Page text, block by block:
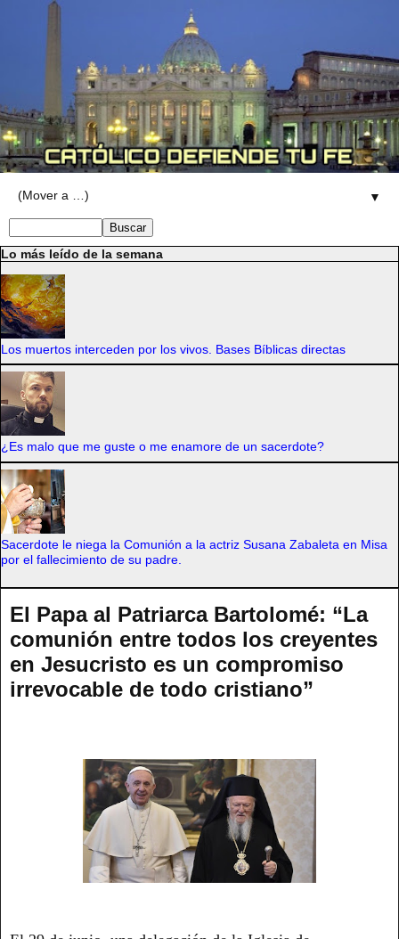
▼
Lo más leído de la semana
Los muertos interceden por los vivos. Bases Bíblicas directas
¿Es malo que me guste o me enamore de un sacerdote?
Sacerdote le niega la Comunión a la actriz Susana Zabaleta en Misa
por el fallecimiento de su padre.
El Papa al Patriarca Bartolomé: “La
comunión entre todos los creyentes
en Jesucristo es un compromiso
irrevocable de todo cristiano”